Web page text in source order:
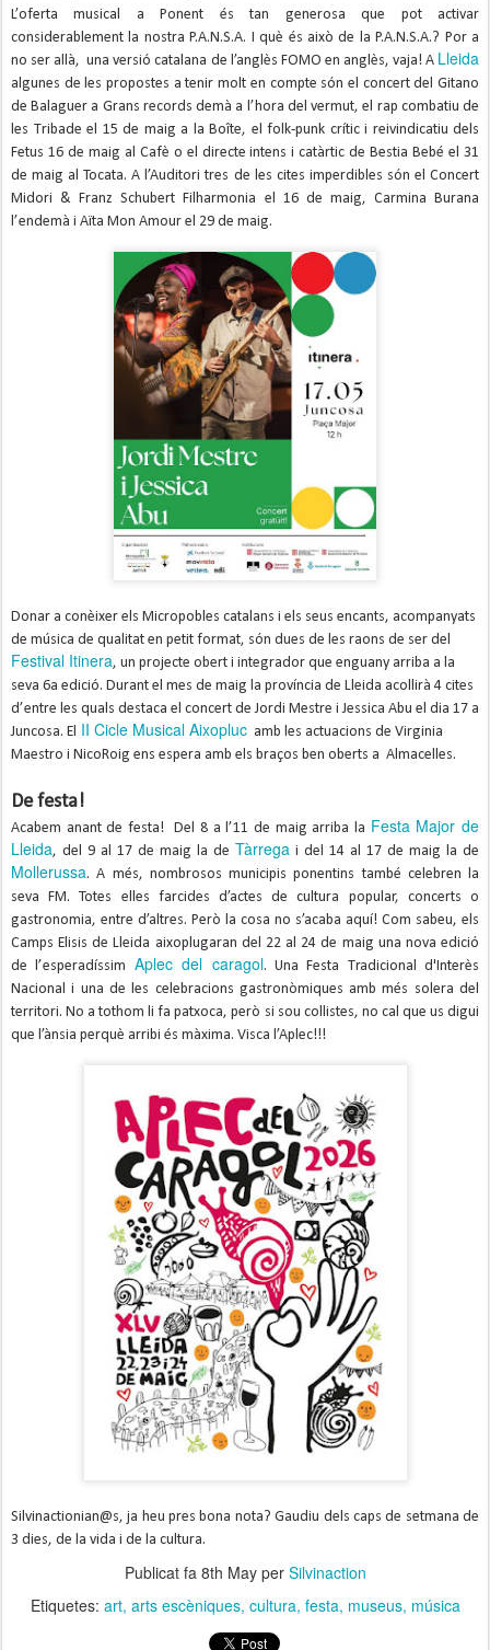
L’oferta musical a Ponent és tan generosa que pot activar
considerablement la nostra P.A.N.S.A. I què és això de la P.A.N.S.A.? Por a
no ser allà, una versió catalana de l’anglès FOMO en anglès, vaja! A Lleida
algunes de les propostes a tenir molt en compte són el concert del Gitano
de Balaguer a Grans records demà a l’hora del vermut, el rap combatiu de
les Tribade el 15 de maig a la Boîte, el folk-punk crític i reivindicatiu dels
Fetus 16 de maig al Cafè o el directe intens i catàrtic de Bestia Bebé el 31
de maig al Tocata. A l’Auditori tres de les cites imperdibles són el Concert
Midori & Franz Schubert Filharmonia el 16 de maig, Carmina Burana
l’endemà i Aïta Mon Amour el 29 de maig.
Donar a conèixer els Micropobles catalans i els seus encants, acompanyats
de música de qualitat en petit format, són dues de les raons de ser del
Festival Itinera, un projecte obert i integrador que enguany arriba a la
seva 6a edició. Durant el mes de maig la província de Lleida acollirà 4 cites
d’entre les quals destaca el concert de Jordi Mestre i Jessica Abu el dia 17 a
Juncosa. El II Cicle Musical Aixopluc amb les actuacions de Virginia
Maestro i NicoRoig ens espera amb els braços ben oberts a Almacelles.
De festa!
Acabem anant de festa! Del 8 a l’11 de maig arriba la Festa Major de
Lleida, del 9 al 17 de maig la de Tàrrega i del 14 al 17 de maig la de
Mollerussa. A més, nombrosos municipis ponentins també celebren la
seva FM. Totes elles farcides d’actes de cultura popular, concerts o
gastronomia, entre d’altres. Però la cosa no s’acaba aquí! Com sabeu, els
Camps Elisis de Lleida aixoplugaran del 22 al 24 de maig una nova edició
de l’esperadíssim Aplec del caragol. Una Festa Tradicional d'Interès
Nacional i una de les celebracions gastronòmiques amb més solera del
territori. No a tothom li fa patxoca, però si sou collistes, no cal que us digui
que l’ànsia perquè arribi és màxima. Visca l’Aplec!!!
Silvinactionian@s, ja heu pres bona nota? Gaudiu dels caps de setmana de
3 dies, de la vida i de la cultura.
Publicat fa 8th Mayper Silvinaction
Etiquetes: art arts escèniques cultura festa museus música